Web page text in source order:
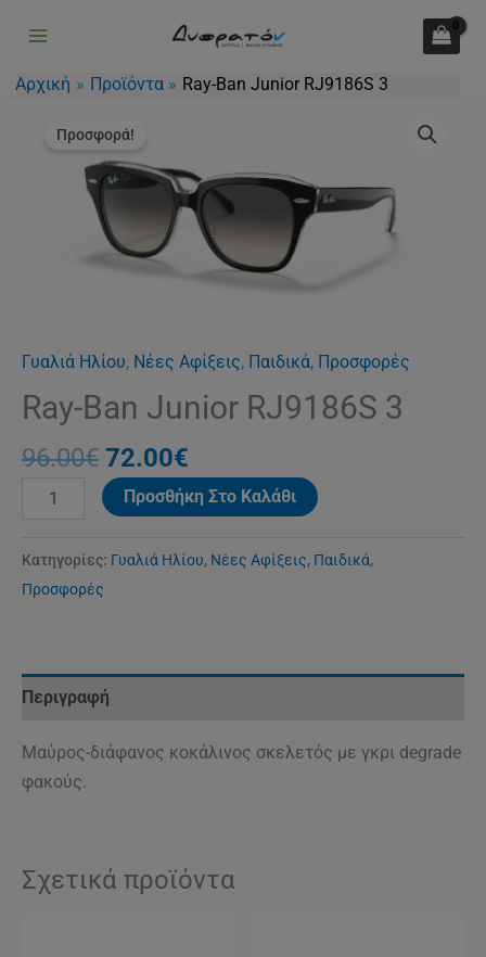
περιεχόμενο
Αρχική Προϊόντα Ray-Ban Junior RJ9186S 3
Προσφορά!
Γυαλιά Ηλίου, Νέες Αφίξεις, Παιδικά, Προσφορές
Ray-Ban Junior RJ9186S 3
96.00€
price
was:
96.00€.
72.00€
τιμή
είναι:
72.00€.
RJ9186S
ποσότητα
Προσθήκη Στο Καλάθι
Κατηγορίες: Γυαλιά Ηλίου, Νέες Αφίξεις, Παιδικά,
Προσφορές
Περιγραφή
Μαύρος-διάφανος κοκάλινος σκελετός με γκρι degrade
φακούς.
Σχετικά προϊόντα
RJ9186S
ποσότητα